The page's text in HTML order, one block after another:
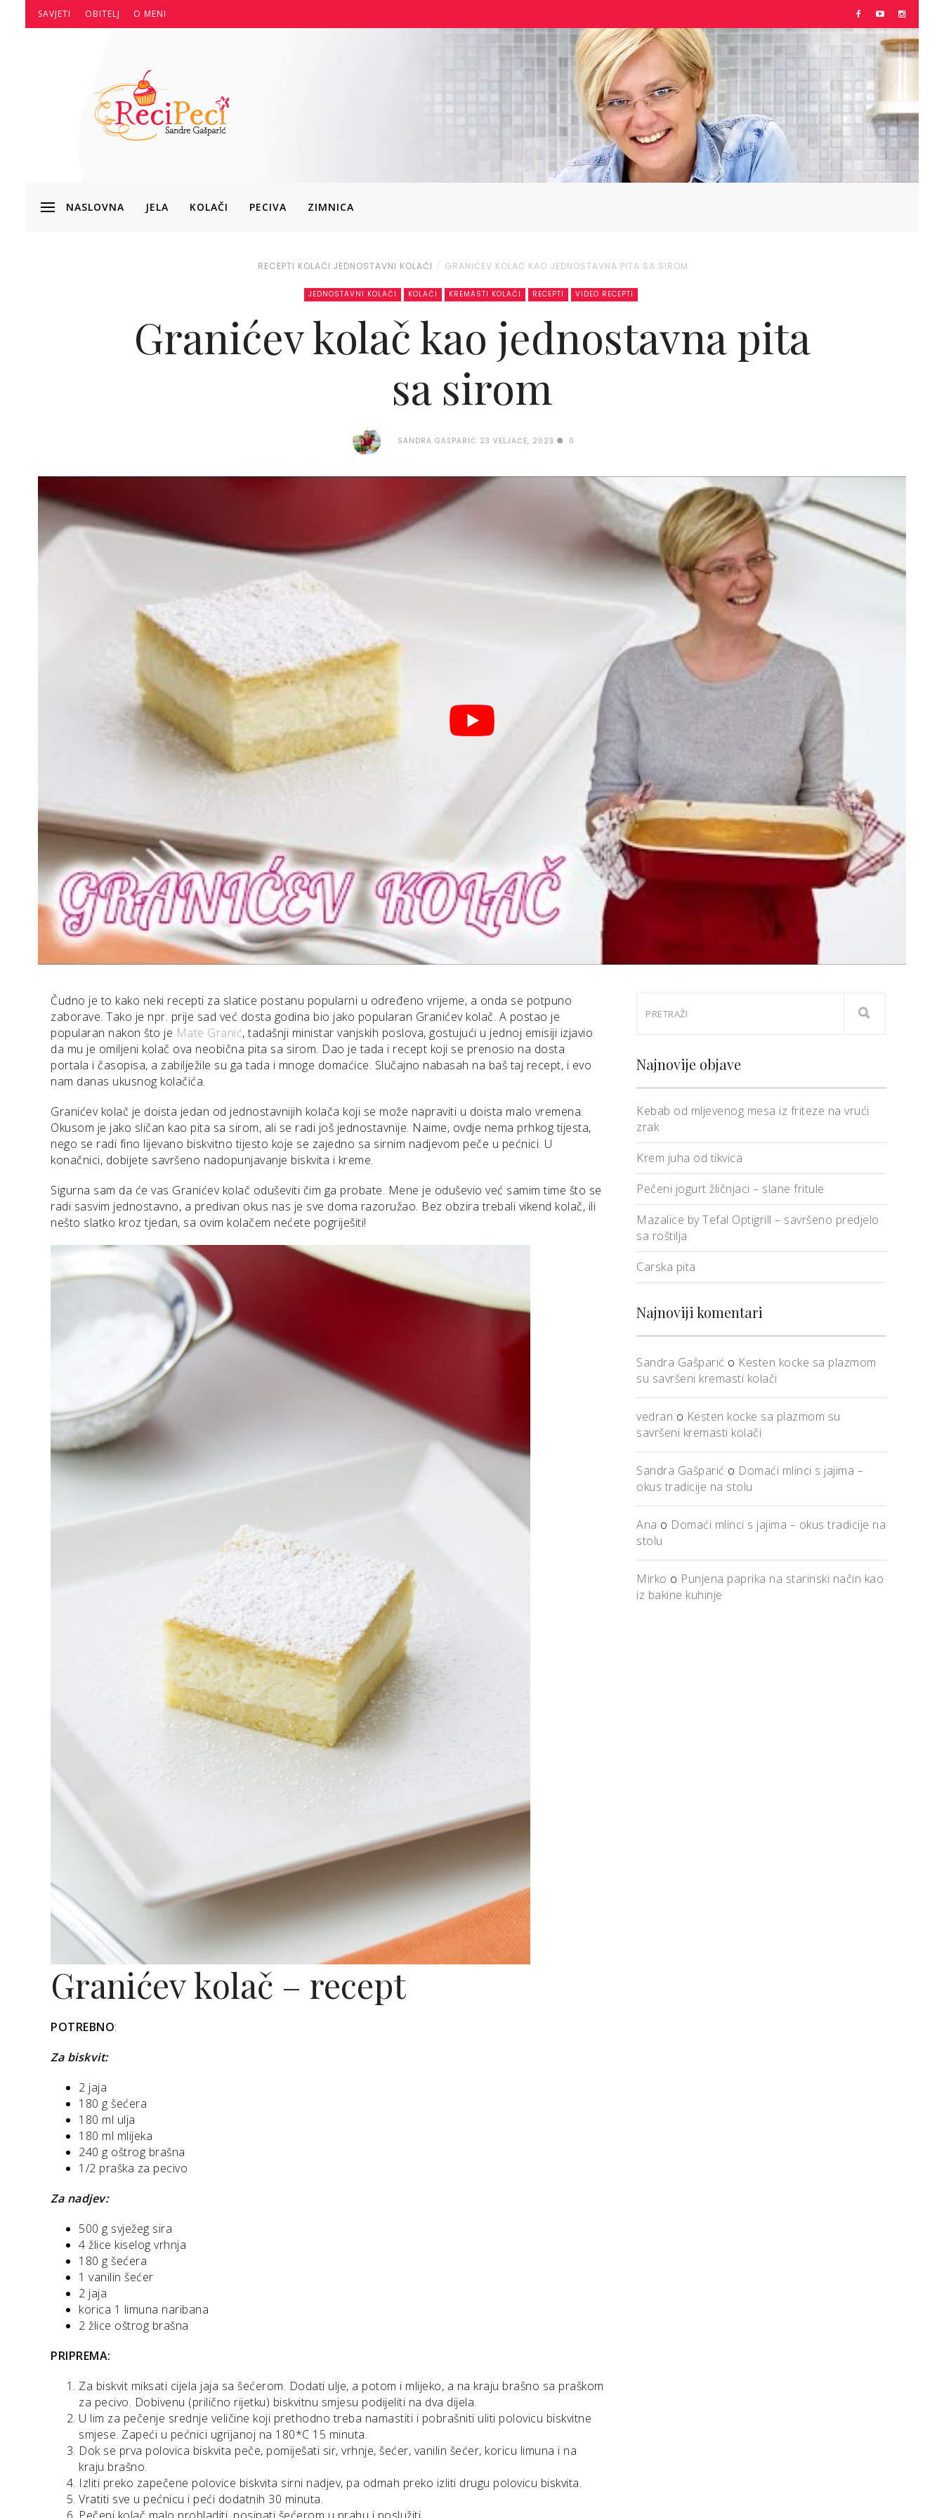
SAVJETI OBITELJ O MENI
NASLOVNA JELA KOLAČI PECIVA ZIMNICA
RECEPTI KOLAČI JEDNOSTAVNI KOLAČI GRANIĆEV KOLAČ KAO JEDNOSTAVNA PITA SA SIROM
JEDNOSTAVNI KOLAČI KOLAČI KREMASTI KOLAČI RECEPTI VIDEO RECEPTI
Granićev kolač kao jednostavna pita
sa sirom
SANDRA GAŠPARIĆ 23 VELJAČE, 2023 0
Čudno je to kako neki recepti za slatice postanu popularni u određeno vrijeme, a onda se potpuno
zaborave. Tako je npr. prije sad već dosta godina bio jako popularan Granićev kolač. A postao je
popularan nakon što je Mate Granić, tadašnji ministar vanjskih poslova, gostujući u jednoj emisiji izjavio
da mu je omiljeni kolač ova neobična pita sa sirom. Dao je tada i recept koji se prenosio na dosta
portala i časopisa, a zabilježile su ga tada i mnoge domaćice. Slučajno nabasah na baš taj recept, i evo
nam danas ukusnog kolačića.
Granićev kolač je doista jedan od jednostavnijih kolača koji se može napraviti u doista malo vremena.
Okusom je jako sličan kao pita sa sirom, ali se radi još jednostavnije. Naime, ovdje nema prhkog tijesta,
nego se radi fino lijevano biskvitno tijesto koje se zajedno sa sirnim nadjevom peče u pećnici. U
konačnici, dobijete savršeno nadopunjavanje biskvita i kreme.
Sigurna sam da će vas Granićev kolač oduševiti čim ga probate. Mene je oduševio već samim time što se
radi sasvim jednostavno, a predivan okus nas je sve doma razoružao. Bez obzira trebali vikend kolač, ili
nešto slatko kroz tjedan, sa ovim kolačem nećete pogriješiti!
Granićev kolač – recept
POTREBNO:
Za biskvit:
2 jaja
180 g šećera
180 ml ulja
180 ml mlijeka
240 g oštrog brašna
1/2 praška za pecivo
Za nadjev:
500 g svježeg sira
4 žlice kiselog vrhnja
180 g šećera
1 vanilin šećer
2 jaja
korica 1 limuna naribana
2 žlice oštrog brašna
PRIPREMA:
Za biskvit miksati cijela jaja sa šećerom. Dodati ulje, a potom i mlijeko, a na kraju brašno sa praškom
za pecivo. Dobivenu (prilično rijetku) biskvitnu smjesu podijeliti na dva dijela.
U lim za pečenje srednje veličine koji prethodno treba namastiti i pobrašniti uliti polovicu biskvitne
smjese. Zapeći u pećnici ugrijanoj na 180*C 15 minuta.
Dok se prva polovica biskvita peče, pomiješati sir, vrhnje, šećer, vanilin šećer, koricu limuna i na
kraju brašno.
Izliti preko zapečene polovice biskvita sirni nadjev, pa odmah preko izliti drugu polovicu biskvita.
Vratiti sve u pećnicu i peći dodatnih 30 minuta.
Najnovije objave
Kebab od mljevenog mesa iz friteze na vrući
zrak
Krem juha od tikvica
Pečeni jogurt žličnjaci – slane fritule
Mazalice by Tefal Optigrill – savršeno predjelo
sa roštilja
Carska pita
Najnoviji komentari
Sandra Gašparić o Kesten kocke sa plazmom
su savršeni kremasti kolači
vedran o Kesten kocke sa plazmom su
savršeni kremasti kolači
Sandra Gašparić o Domaći mlinci s jajima –
okus tradicije na stolu
Ana o Domaći mlinci s jajima – okus tradicije na
stolu
Mirko o Punjena paprika na starinski način kao
iz bakine kuhinje